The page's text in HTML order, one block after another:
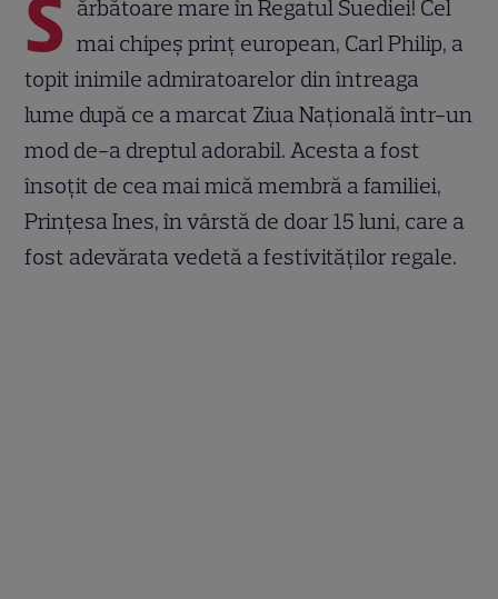
S ărbătoare mare în Regatul Suediei! Cel
mai chipeș prinț european, Carl Philip, a
topit inimile admiratoarelor din întreaga
lume după ce a marcat Ziua Națională într-un
mod de-a dreptul adorabil. Acesta a fost
însoțit de cea mai mică membră a familiei,
Prințesa Ines, în vârstă de doar 15 luni, care a
fost adevărata vedetă a festivităților regale.